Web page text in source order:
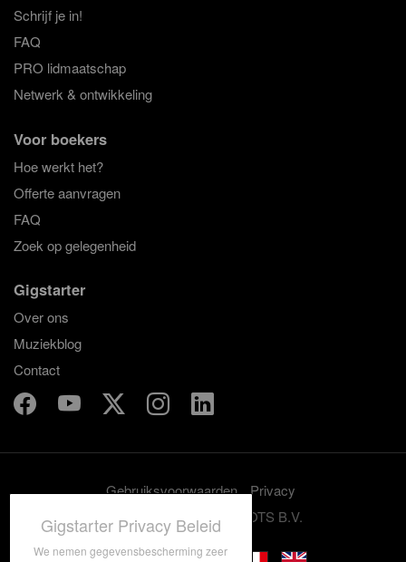
Schrijf je in!
FAQ
PRO lidmaatschap
Netwerk & ontwikkeling
Voor boekers
Hoe werkt het?
Offerte aanvragen
FAQ
Zoek op gelegenheid
Gigstarter
Over ons
Muziekblog
Contact
Gebruiksvoorwaarden
Privacy
© 2012-2026 GRASSROOTS B.V.
Gigstarter Privacy Beleid
We nemen gegevensbescherming zeer